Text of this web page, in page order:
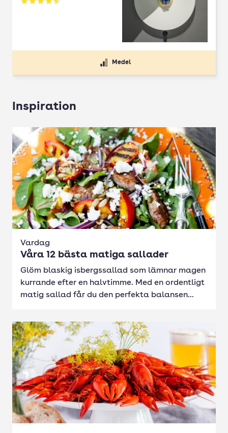
Betyg: 4.5 av 5
Medel
Inspiration
Vardag
Våra 12 bästa matiga sallader
Glöm blaskig isbergssallad som lämnar magen
kurrande efter en halvtimme. Med en ordentligt
matig sallad får du den perfekta balansen...